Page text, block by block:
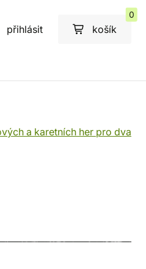
přihlásit košík
0
a karetních her pro dva